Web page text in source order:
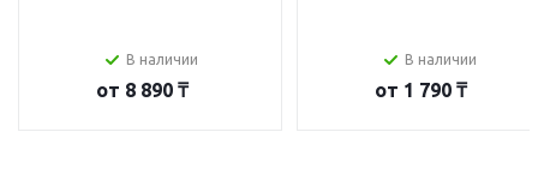
В наличии
от 8 890 ₸
В наличии
от 1 790 ₸